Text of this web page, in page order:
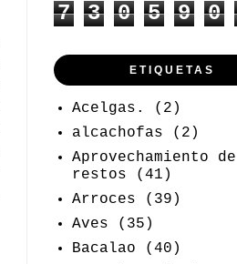
7 3 0 5 9 0
ETIQUETAS
Acelgas.
(2)
alcachofas
(2)
Aprovechamiento de
restos
(41)
Arroces
(39)
Aves
(35)
Bacalao
(40)